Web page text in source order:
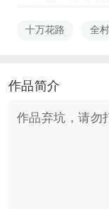
十万花路 全
作品简介
作品弃坑，请勿